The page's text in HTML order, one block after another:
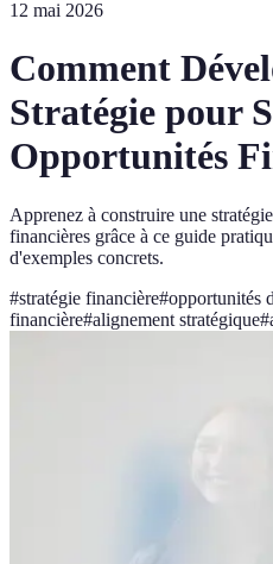
12 mai 2026
Comment
Stratégie pour
Opportunités
Apprenez à construire une
financières grâce à ce guide
d'exemples concrets.
#stratégie financière#opportunités
financière#alignement stratégique#